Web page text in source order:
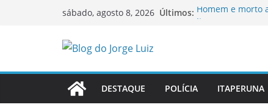
sábado, agosto 8, 2026 Últimos: Homem é morto
Ao vivo: sessão
Itaperuna
DESTAQUE POLÍCIA ITAPERUNA